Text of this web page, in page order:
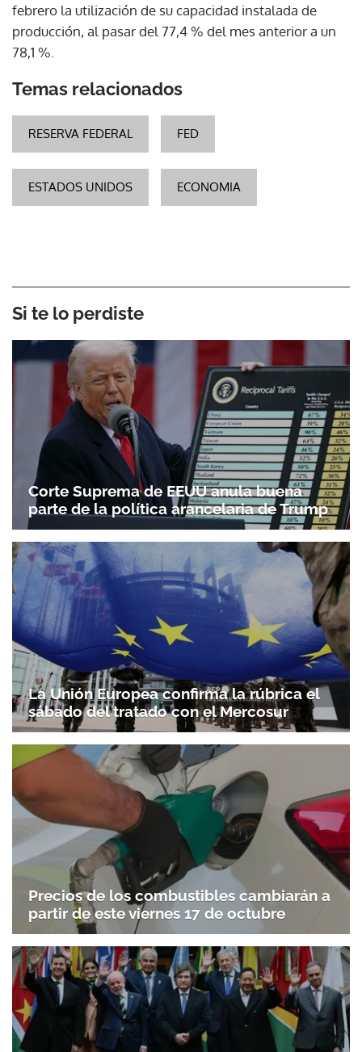
febrero la utilización de su capacidad instalada de
producción, al pasar del 77,4 % del mes anterior a un
78,1 %.
Temas relacionados
RESERVA FEDERAL FED
ESTADOS UNIDOS ECONOMIA
Si te lo perdiste
Corte Suprema de EEUU anula buena
parte de la política arancelaria de Trump
La Unión Europea confirma la rúbrica el
sábado del tratado con el Mercosur
Precios de los combustibles cambiarán a
partir de este viernes 17 de octubre